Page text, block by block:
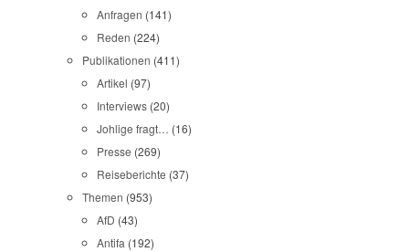
Anfragen (141)
Reden (224)
Publikationen (411)
Artikel (97)
Interviews (20)
Johlige fragt… (16)
Presse (269)
Reiseberichte (37)
Themen (953)
AfD (43)
Antifa (192)